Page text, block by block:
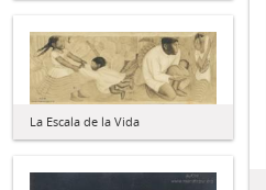
La Escala de la Vida